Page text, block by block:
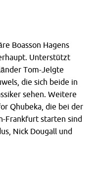
Boasson Hagens
Unterstützt
Tom-Jelgte
die sich beide in
sehen. Weitere
Qhubeka, die bei der
Frankfurt starten sind
Nick Dougall und